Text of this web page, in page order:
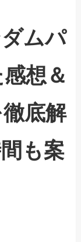
ダムパ
想＆
底解
も案